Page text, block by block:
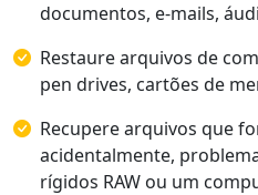
documentos, e-mails,
Restaure arquivos de
pen drives, cartões de
Recupere arquivos que
acidentalmente,
rígidos RAW ou um